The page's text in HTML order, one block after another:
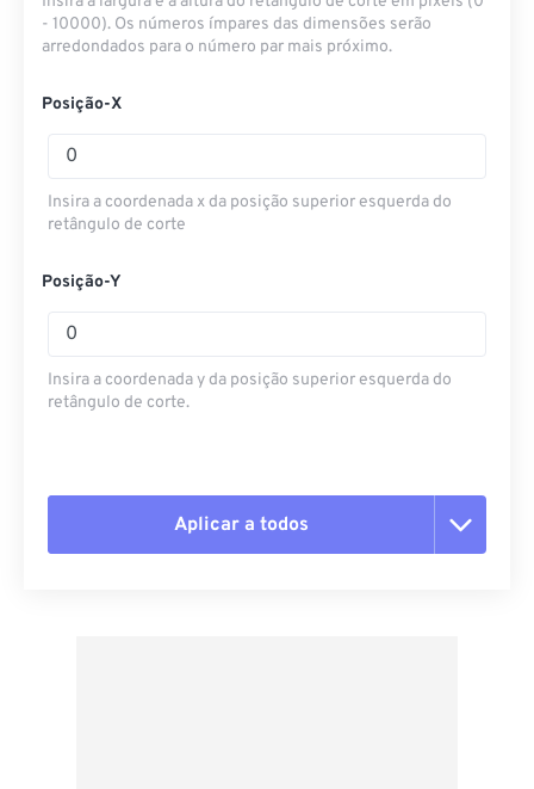
- 10000). Os números ímpares das dimensões serão
arredondados para o número par mais próximo.
Posição-X
Insira a coordenada x da posição superior esquerda do
retângulo de corte
Posição-Y
Insira a coordenada y da posição superior esquerda do
retângulo de corte.
Aplicar a todos